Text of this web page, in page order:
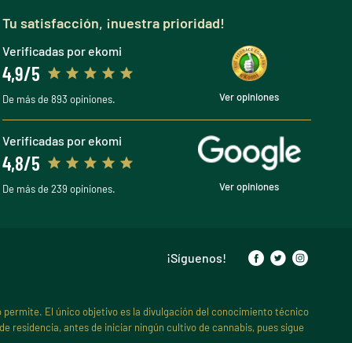
Tu satisfacción, ¡nuestra prioridad!
Verificadas por ekomi
4,9/5
De más de 893 opiniones. Ver opiniones
Verificadas por ekomi
4,8/5
De más de 239 opiniones. Ver opiniones
¡Síguenos!
El único objetivo es la divulgación del conocimiento técnico
residencia, antes de iniciar ningún cultivo de cannabis, pues sigue